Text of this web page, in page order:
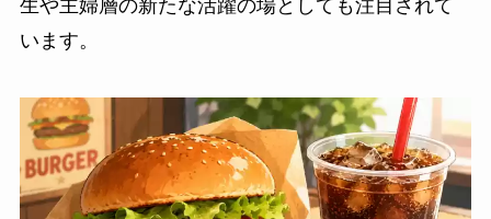
生や主婦層の新たな活躍の場としても注目されて
います。